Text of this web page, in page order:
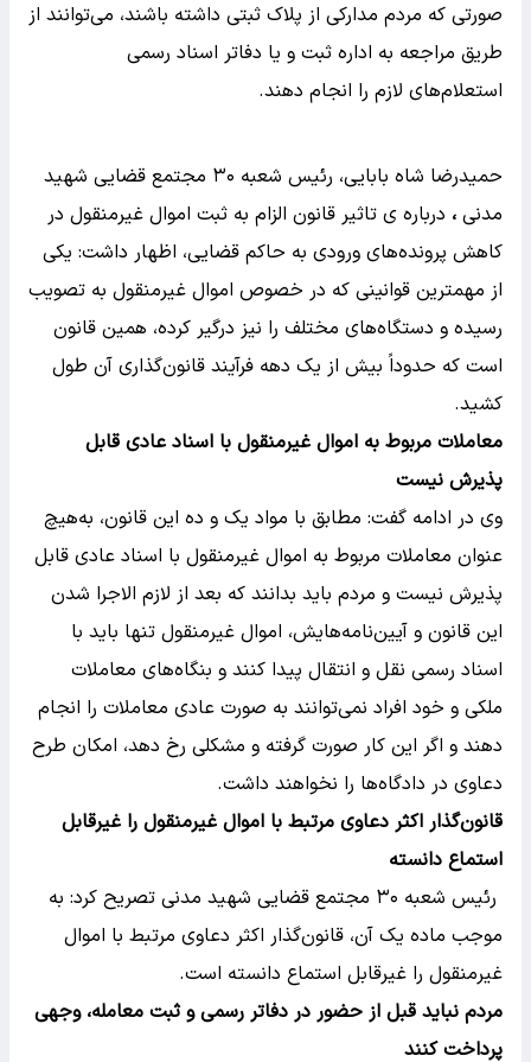
صورتی که مردم مدارکی از پلاک ثبتی داشته باشند، می‌توانند از
طریق مراجعه به اداره ثبت و یا دفاتر اسناد رسمی
استعلام‌های لازم را انجام دهند.
حمیدرضا شاه بابایی، رئیس شعبه ۳۰ مجتمع قضایی شهید
مدنی ، درباره ی تاثیر قانون الزام به ثبت اموال غیرمنقول در
کاهش پرونده‌های ورودی به حاکم قضایی، اظهار داشت: یکی
از مهمترین قوانینی که در خصوص اموال غیرمنقول به تصویب
رسیده و دستگاه‌های مختلف را نیز درگیر کرده، همین قانون
است که حدوداً بیش از یک دهه فرآیند قانون‌گذاری آن طول
کشید.
معاملات مربوط به اموال غیرمنقول با اسناد عادی قابل
پذیرش نیست
وی در ادامه گفت: مطابق با مواد یک و ده این قانون، به‌هیچ
عنوان معاملات مربوط به اموال غیرمنقول با اسناد عادی قابل
پذیرش نیست و مردم باید بدانند که بعد از لازم الاجرا شدن
این قانون و آیین‌نامه‌هایش، اموال غیرمنقول تنها باید با
اسناد رسمی نقل و انتقال پیدا کنند و بنگاه‌های معاملات
ملکی و خود افراد نمی‌توانند به صورت عادی معاملات را انجام
دهند و اگر این کار صورت گرفته و مشکلی رخ دهد، امکان طرح
دعاوی در دادگاه‌ها را نخواهند داشت.
قانون‌گذار اکثر دعاوی مرتبط با اموال غیرمنقول را غیرقابل
استماع دانسته
رئیس شعبه ۳۰ مجتمع قضایی شهید مدنی تصریح کرد: به
موجب ماده یک آن، قانون‌گذار اکثر دعاوی مرتبط با اموال
غیرمنقول را غیرقابل استماع دانسته است.
مردم نباید قبل از حضور در دفاتر رسمی و ثبت معامله، وجهی
پرداخت کنند